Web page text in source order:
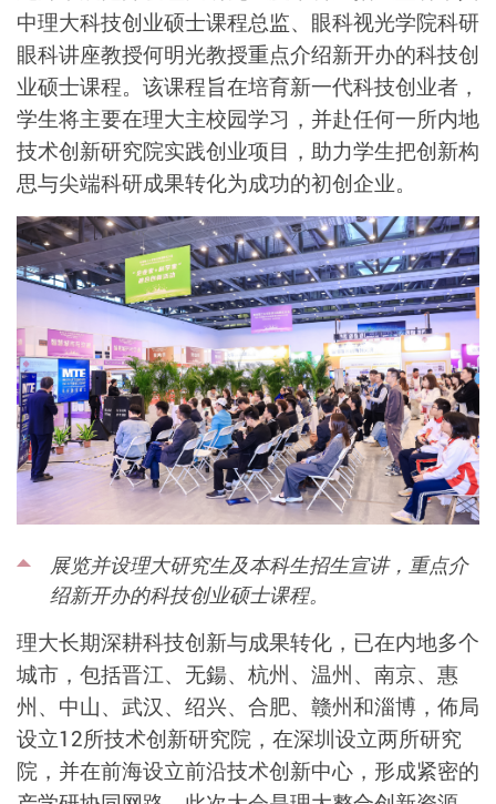
中理大科技创业硕士课程总监、眼科视光学院科研
眼科讲座教授何明光教授重点介绍新开办的科技创
业硕士课程。该课程旨在培育新一代科技创业者，
学生将主要在理大主校园学习，并赴任何一所内地
技术创新研究院实践创业项目，助力学生把创新构
思与尖端科研成果转化为成功的初创企业。
展览并设理大研究生及本科生招生宣讲，重点介
绍新开办的科技创业硕士课程。
理大长期深耕科技创新与成果转化，已在内地多个
城市，包括晋江、无鍚、杭州、温州、南京、惠
州、中山、武汉、绍兴、合肥、赣州和淄博，佈局
设立12所技术创新研究院，在深圳设立两所研究
院，并在前海设立前沿技术创新中心，形成紧密的